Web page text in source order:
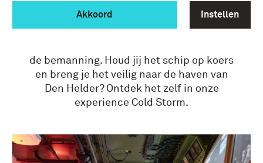
Akkoord Instellen
COLD STORM EXPERIENCE
de bemanning. Houd jij het schip op koers
en breng je het veilig naar de haven van
Den Helder? Ontdek het zelf in onze
experience Cold Storm.